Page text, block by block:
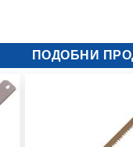
ПОДОБНИ